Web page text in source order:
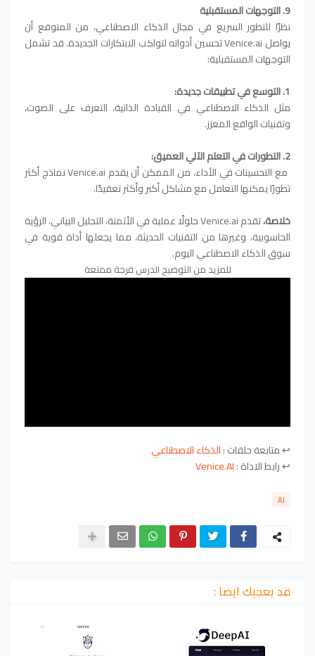
9. التوجهات المستقبلية
نظرًا للتطور السريع في مجال الذكاء الاصطناعي، من المتوقع أن
يواصل Venice.ai تحسين أدواته لتواكب الابتكارات الجديدة. قد تشمل
التوجهات المستقبلية:
1. التوسع في تطبيقات جديدة:
مثل الذكاء الاصطناعي في القيادة الذاتية، التعرف على الصوت،
وتقنيات الواقع المعزز.
2. التطورات في التعلم الآلي العميق:
مع التحسينات في الأداء، من الممكن أن يقدم Venice.ai نماذج أكثر
تطورًا يمكنها التعامل مع مشاكل أكبر وأكثر تعقيدًا.
خلاصة،
تقدم Venice.ai حلولًا عملية في الأتمتة، التحليل البياني، الرؤية
الحاسوبية، وغيرها من التقنيات الحديثة، مما يجعلها أداة قوية في
سوق الذكاء الاصطناعي اليوم.
للمزيد من التوضيح الدرس فرجة ممتعة
↩متابعة حلقات:الذكاء الاصطناعي
↩ رابط الاداة :Venice.AI
AI
قد يعجبك ايضا :